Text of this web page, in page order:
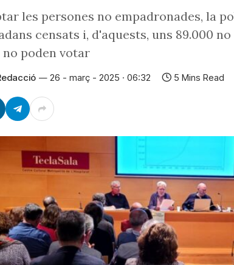
les persones no empadronades, la
censats i, d'aquests, uns 89.000
poden votar
26 - març - 2025 · 06:32 5 Mins Read